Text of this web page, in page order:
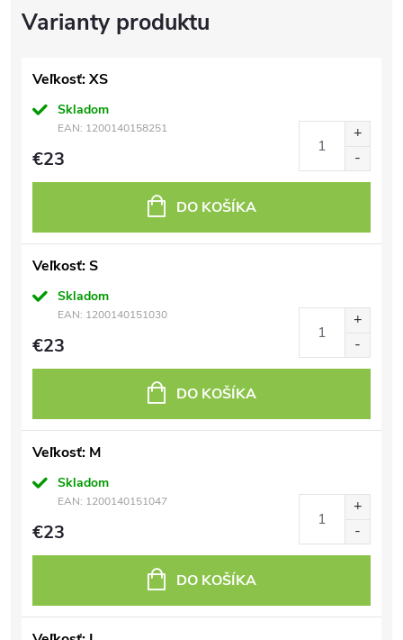
Veľkosť: XS
Skladom
EAN: 1200140158251
€23
DO KOŠÍKA
Veľkosť: S
Skladom
EAN: 1200140151030
€23
DO KOŠÍKA
Veľkosť: M
Skladom
EAN: 1200140151047
€23
DO KOŠÍKA